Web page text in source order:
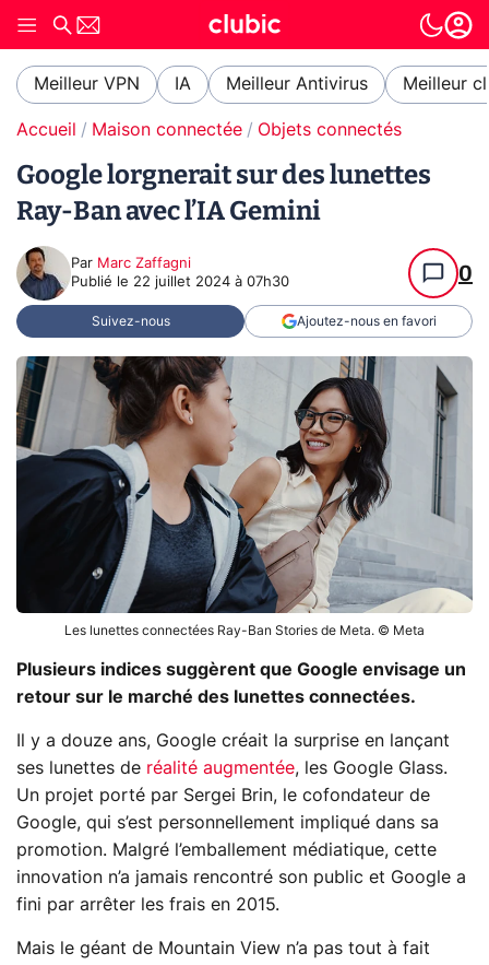
Meilleur VPN IA Meilleur Antivirus Meilleur
Accueil Maison connectée Objets connectés
Google lorgnerait sur des lunettes
Ray-Ban avec l’IA Gemini
Par Marc Zaffagni
Publié le 22 juillet 2024 à 07h30 0
Suivez-nous Ajoutez-nous en favori
Les lunettes connectées Ray-Ban Stories de Meta. © Meta
Plusieurs indices suggèrent que Google envisage un
retour sur le marché des lunettes connectées.
Il y a douze ans, Google créait la surprise en lançant
ses lunettes de réalité augmentée, les Google Glass.
Un projet porté par Sergei Brin, le cofondateur de
Google, qui s’est personnellement impliqué dans sa
promotion. Malgré l’emballement médiatique, cette
innovation n’a jamais rencontré son public et Google a
fini par arrêter les frais en 2015.
Mais le géant de Mountain View n’a pas tout à fait